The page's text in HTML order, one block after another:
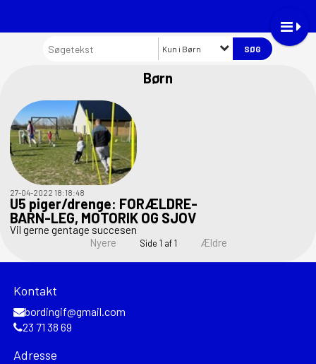
Kun i Børn
Børn
27-04-2022 18:18:48
U5 piger/drenge: FORÆLDRE-
BARN-LEG, MOTORIK OG SJOV
Vil gerne gentage succesen
Nyere
Side 1 af 1 Ældre
Kontakt
bordingif@gmail.com
23 71 38 69
Adresse